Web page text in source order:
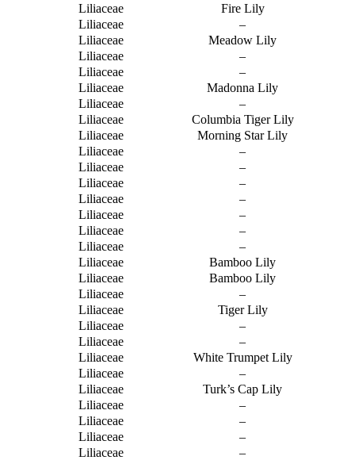
Fire Lily
Liliaceae
–
Liliaceae
Meadow Lily
Liliaceae
–
Liliaceae
–
Liliaceae
Madonna Lily
Liliaceae
–
Liliaceae
Columbia Tiger Lily
Liliaceae
Morning Star Lily
Liliaceae
–
Liliaceae
–
Liliaceae
–
Liliaceae
–
Liliaceae
–
Liliaceae
–
Liliaceae
–
Liliaceae
Bamboo Lily
Liliaceae
Bamboo Lily
Liliaceae
–
Liliaceae
Tiger Lily
Liliaceae
–
Liliaceae
–
Liliaceae
White Trumpet Lily
Liliaceae
–
Liliaceae
Turk’s Cap Lily
Liliaceae
–
Liliaceae
–
Liliaceae
–
Liliaceae
–
Liliaceae